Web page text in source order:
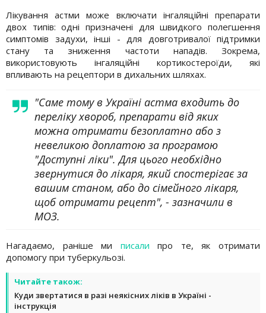
Лікування астми може включати інгаляційні препарати
двох типів: одні призначені для швидкого полегшення
симптомів задухи, інші - для довготривалої підтримки
стану та зниження частоти нападів. Зокрема,
використовують інгаляційні кортикостероїди, які
впливають на рецептори в дихальних шляхах.
"Саме тому в Україні астма входить до
переліку хвороб, препарати від яких
можна отримати безоплатно або з
невеликою доплатою за програмою
"Доступні ліки". Для цього необхідно
звернутися до лікаря, який спостерігає за
вашим станом, або до сімейного лікаря,
щоб отримати рецепт", - зазначили в
МОЗ.
Нагадаємо, раніше ми писали про те, як отримати
допомогу при туберкульозі.
Читайте також:
Куди звертатися в разі неякісних ліків в Україні -
інструкція